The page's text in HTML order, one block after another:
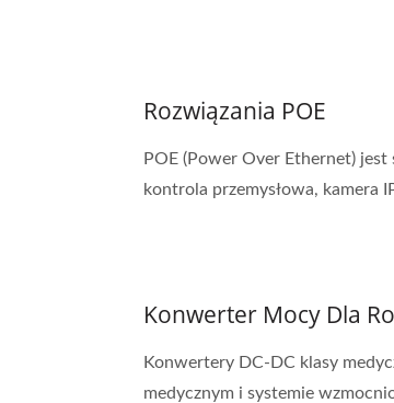
Rozwiązania POE
POE (Power Over Ethernet)
kontrola przemysłowa, kamera
Konwerter Mocy Dla
Konwertery DC-DC klasy
medycznym i systemie